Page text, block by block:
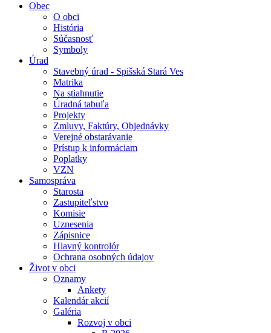
Obec
O obci
História
Súčasnosť
Symboly
Úrad
Stavebný úrad - Spišská Stará Ves
Matrika
Na stiahnutie
Úradná tabuľa
Projekty
Zmluvy, Faktúry, Objednávky
Verejné obstarávanie
Prístup k informáciam
Poplatky
VZN
Samospráva
Starosta
Zastupiteľstvo
Komisie
Uznesenia
Zápisnice
Hlavný kontrolór
Ochrana osobných údajov
Život v obci
Oznamy
Ankety
Kalendár akcií
Galéria
Rozvoj v obci